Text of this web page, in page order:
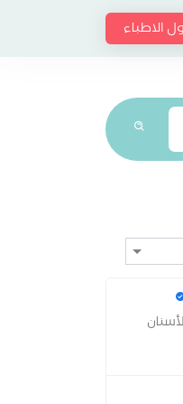
الاطباء
الثابتة